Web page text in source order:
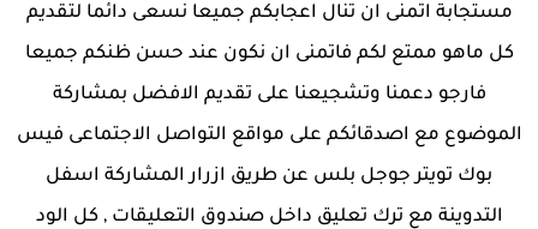
مستجابة اتمنى ان تنال اعجابكم جميعا نسعى دائما لتقديم
كل ماهو ممتع لكم فاتمنى ان نكون عند حسن ظنكم جميعا
فارجو دعمنا وتشجيعنا على تقديم الافضل بمشاركة
الموضوع مع اصدقائكم على مواقع التواصل الاجتماعى فيس
بوك تويتر جوجل بلس عن طريق ازرار المشاركة اسفل
التدوينة مع ترك تعليق داخل صندوق التعليقات , كل الود